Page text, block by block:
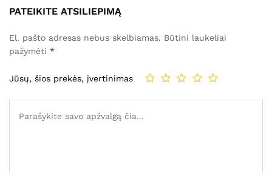
PATEIKITE ATSILIEPIMĄ
El. pašto adresas nebus skelbiamas. Būtini laukeliai
pažymėti *
Jūsų, šios prekės, įvertinimas